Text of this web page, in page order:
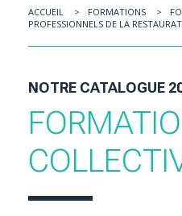
NOUS CONTACTER
ACCUEIL FORMATIONS
PROFESSIONNELS DE LA
NOTRE CATALOGUE